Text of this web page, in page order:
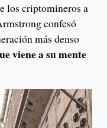
los criptomineros a
confesó
más denso
viene a su mente